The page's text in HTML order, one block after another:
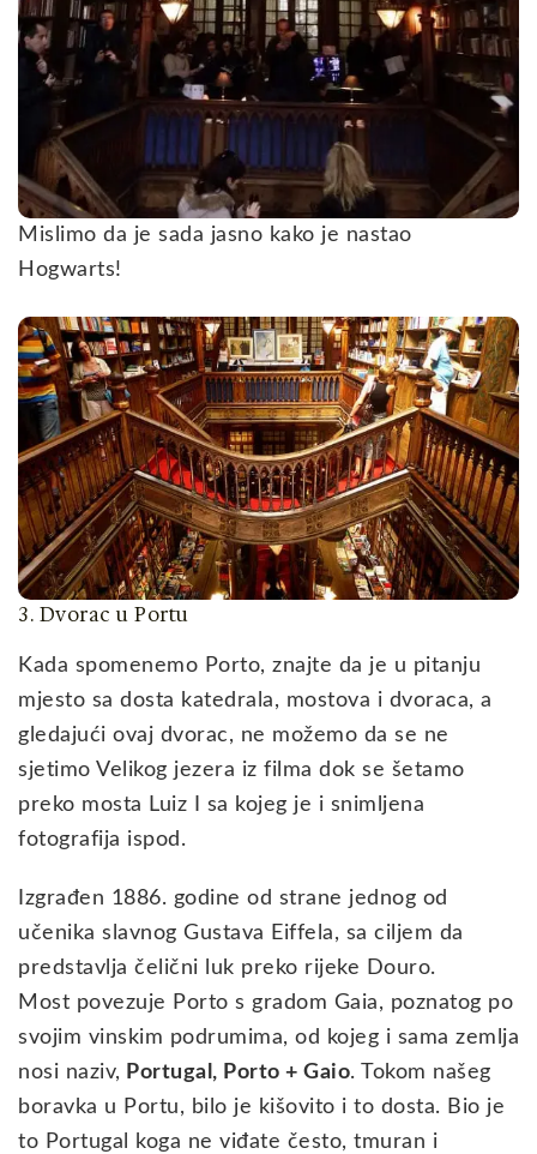
Mislimo da je sada jasno kako je nastao
Hogwarts!
3. Dvorac u Portu
Kada spomenemo Porto, znajte da je u pitanju
mjesto sa dosta katedrala, mostova i dvoraca, a
gledajući ovaj dvorac, ne možemo da se ne
sjetimo Velikog jezera iz filma dok se šetamo
preko mosta Luiz I sa kojeg je i snimljena
fotografija ispod.
Izgrađen 1886. godine od strane jednog od
učenika slavnog Gustava Eiffela, sa ciljem da
predstavlja čelični luk preko rijeke Douro.
Most povezuje Porto s gradom Gaia, poznatog po
svojim vinskim podrumima, od kojeg i sama zemlja
nosi naziv, Portugal, Porto + Gaio. Tokom našeg
boravka u Portu, bilo je kišovito i to dosta. Bio je
to Portugal koga ne viđate često, tmuran i